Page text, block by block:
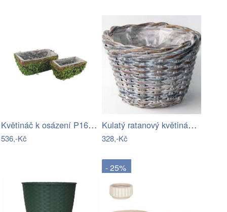
Květináč k osázení P1637 2ks
536,-Kč
Kulatý ratanový květináč s bílou…
328,-Kč
- 25%